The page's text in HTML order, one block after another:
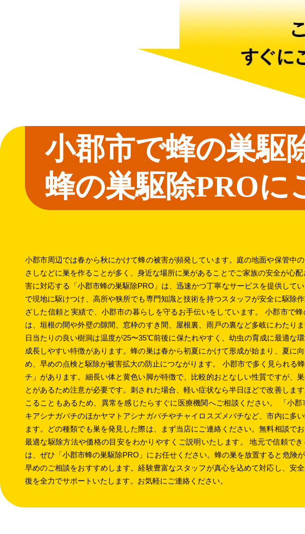
小郡市で蜂の巣駆
蜂の巣駆除PROに
小郡市周辺では春から秋にかけて蜂の被害が頻発しています。庭の地面や保管中
さしなどに巣を作ることが多く、身近な場所に巣があることでご家族の安全が心
害に対応する「小郡市蜂の巣駆除PRO」は、迅速かつ丁寧なサービスを提供して
で現地に駆けつけ、高所や狭所でも専門知識と技術を持つスタッフが安全に駆除
ざした信頼と実績で、小郡市の暮らしを守るお手伝いをしています。 小郡市で
は、垣根の間や外壁の隙間、窓枠のすき間、屋根裏、雨戸の裏など多岐にわたり
日当たりの良い樹洞は温度が25〜35℃前後に保たれやすく、幼虫の育成に最適な
成長しやすい特徴があります。蜂の巣は春から初夏にかけて形成が始まり、夏に
め、早めの点検と駆除が被害拡大の防止につながります。 小郡市で多く見られる
チ」があります。細長い体と黄色い脚が特徴で、比較的おとなしい性質ですが、
とがあるため注意が必要です。刺された場合、軽い症状なら半日ほどで改善しま
こることもあるため、異常を感じたらすぐに医療機関へご相談ください。 「小郡
キアシナガバチのほかヤマトアシナガバチやチャイロスズメバチなど、市内に多
ます。どの種類でも巣を発見した際は、まず当店にご連絡ください。無料相談でお
最適な駆除方法や価格の目安をわかりやすくご説明いたします。 地元で信頼で
は、ぜひ「小郡市蜂の巣駆除PRO」にお任せください。蜂の巣を放置すると危険
早めのご相談をおすすめします。経験豊富なスタッフが真心を込めて対応し、安
復を全力でサポートいたします。お気軽にご連絡ください。